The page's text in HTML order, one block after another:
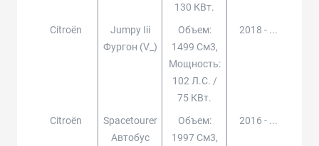
130 КВт.
Citroën
Jumpy Iii
Фургон (v_)
Объем:
1499 См3,
Мощность:
102 Л.с. /
75 КВт.
2018 - ...
Citroën
Spacetourer
Автобус
Объем:
1997 См3,
2016 - ...